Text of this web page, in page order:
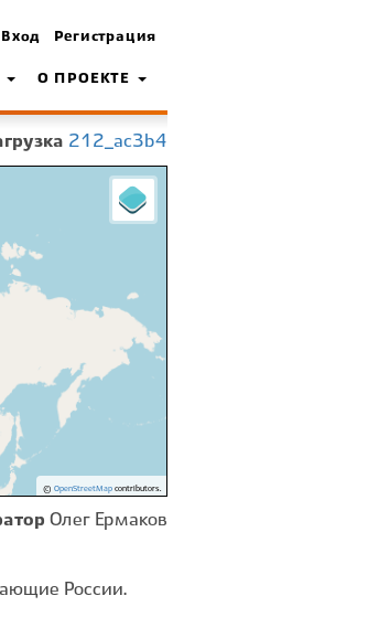
Вход Регистрация
О ПРОЕКТЕ
212_ac3b4
© OpenStreetMapcontributors.
Олег Ермаков
России.